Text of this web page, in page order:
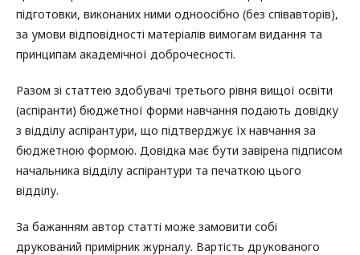
підготовки, виконаних ними одноосібно (без співавторів),
за умови відповідності матеріалів вимогам видання та
принципам академічної доброчесності.
Разом зі статтею здобувачі третього рівня вищої освіти
(аспіранти) бюджетної форми навчання подають довідку
з відділу аспірантури, що підтверджує їх навчання за
бюджетною формою. Довідка має бути завірена підписом
начальника відділу аспірантури та печаткою цього
відділу.
За бажанням автор статті може замовити собі
друкований примірник журналу. Вартість друкованого